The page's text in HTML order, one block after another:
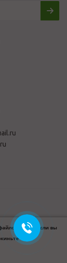
cookie. Если вы
сайт.